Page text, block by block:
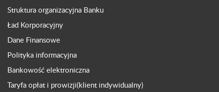
Struktura organizacyjna Banku
Ład Korporacyjny
Dane Finansowe
Polityka informacyjna
Bankowość elektroniczna
Taryfa opłat i prowizji(klient indywidualny)